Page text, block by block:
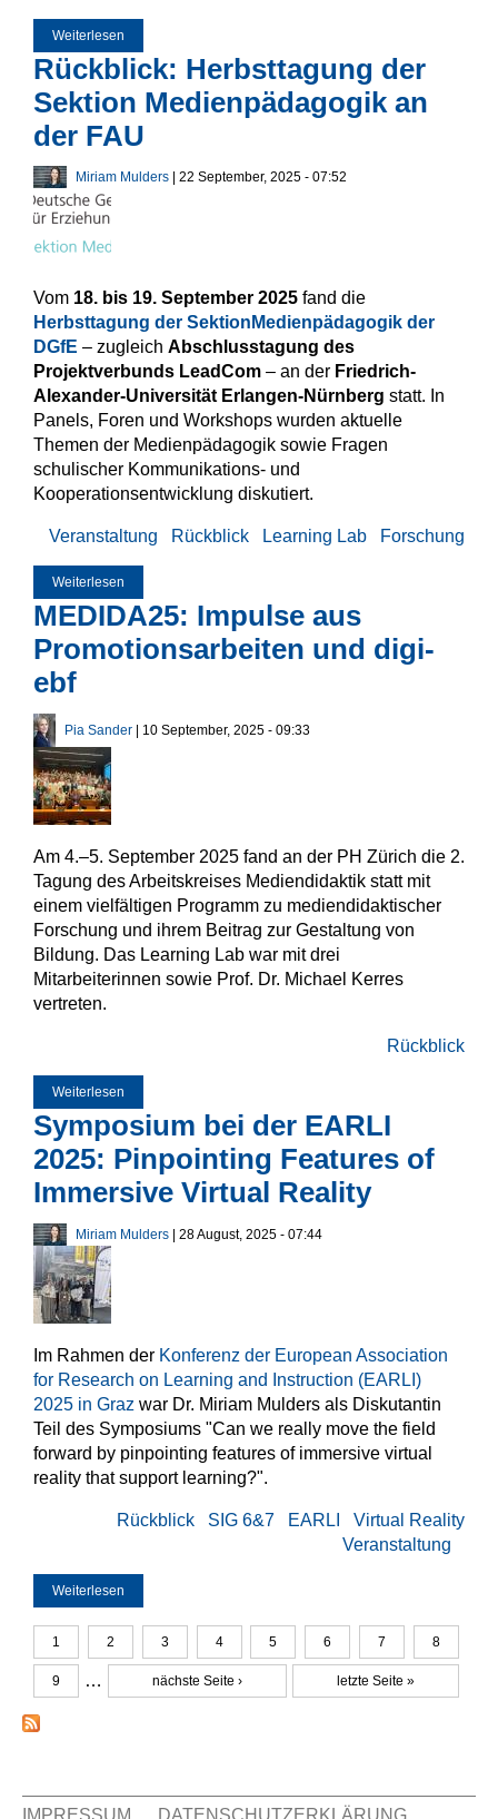
Weiterlesen
Rückblick: Herbsttagung der
Sektion Medienpädagogik an
der FAU
Miriam Mulders | 22 September, 2025 - 07:52
Vom 18. bis 19. September 2025 fand die
Herbsttagung der Sektion Medienpädagogik der
DGfE – zugleich Abschlusstagung des
Projektverbunds LeadCom – an der Friedrich-
Alexander-Universität Erlangen-Nürnberg statt. In
Panels, Foren und Workshops wurden aktuelle
Themen der Medienpädagogik sowie Fragen
schulischer Kommunikations- und
Kooperationsentwicklung diskutiert.
Forschung
Learning Lab
Rückblick
Veranstaltung
Weiterlesen
Medienpädagogik an der FAU
MEDIDA25: Impulse aus
Promotionsarbeiten und digi-
ebf
Pia Sander | 10 September, 2025 - 09:33
Am 4.–5. September 2025 fand an der PH Zürich die 2.
Tagung des Arbeitskreises Mediendidaktik statt mit
einem vielfältigen Programm zu mediendidaktischer
Forschung und ihrem Beitrag zur Gestaltung von
Bildung. Das Learning Lab war mit drei
Mitarbeiterinnen sowie Prof. Dr. Michael Kerres
vertreten.
Rückblick
Weiterlesen
ebf
Symposium bei der EARLI
2025: Pinpointing Features of
Immersive Virtual Reality
Miriam Mulders | 28 August, 2025 - 07:44
Im Rahmen der Konferenz der European Association
for Research on Learning and Instruction (EARLI)
2025 in Graz war Dr. Miriam Mulders als Diskutantin
Teil des Symposiums "Can we really move the field
forward by pinpointing features of immersive virtual
reality that support learning?".
Virtual Reality
EARLI
SIG 6&7
Rückblick
Veranstaltung
Weiterlesen
of Immersive Virtual Reality
Seiten
1 2 3 4 5 6 7 8
9 … nächste Seite › letzte Seite »
IMPRESSUM DATENSCHUTZERKLÄRUNG